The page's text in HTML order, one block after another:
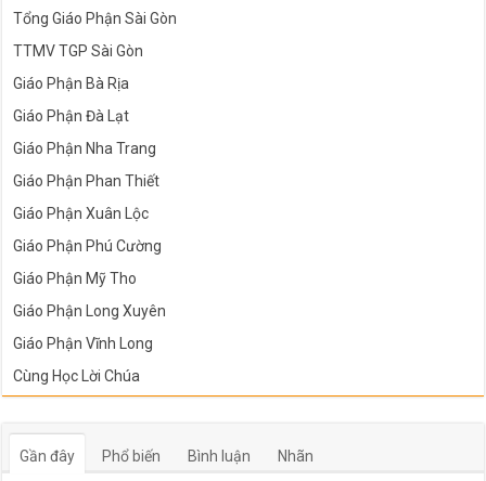
Tổng Giáo Phận Sài Gòn
TTMV TGP Sài Gòn
Giáo Phận Bà Rịa
Giáo Phận Đà Lạt
Giáo Phận Nha Trang
Giáo Phận Phan Thiết
Giáo Phận Xuân Lộc
Giáo Phận Phú Cường
Giáo Phận Mỹ Tho
Giáo Phận Long Xuyên
Giáo Phận Vĩnh Long
Cùng Học Lời Chúa
Gần đây Phổ biến Bình luận Nhãn